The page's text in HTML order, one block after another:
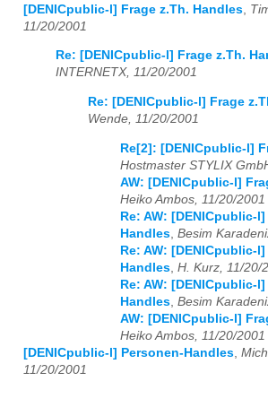
[DENICpublic-l] Frage z.Th. Handles
11/20/2001
Re: [DENICpublic-l] Frage z.Th.
INTERNETX, 11/20/2001
Re: [DENICpublic-l] Frage
Wende, 11/20/2001
Re[2]: [DENICpublic-l]
Hostmaster STYLIX
AW: [DENICpublic-l]
Heiko Ambos, 11/20/2001
Re: AW: [DENICpublic-
Handles Besim
Re: AW: [DENICpublic-
Handles H. Kurz, 11/20/
Re: AW: [DENICpublic-
Handles Besim
AW: [DENICpublic-l]
Heiko Ambos, 11/20/2001
[DENICpublic-l] Personen-Handles
11/20/2001